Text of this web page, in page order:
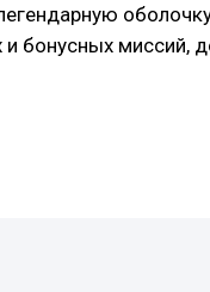
бонусных миссий,